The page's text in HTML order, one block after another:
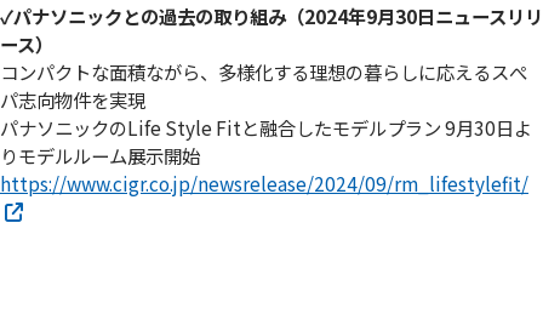
✓パナソニックとの過去の取り組み（2024年9月30日ニュースリリ
ース）
コンパクトな面積ながら、多様化する理想の暮らしに応えるスぺ
パ志向物件を実現
パナソニックのLife Style Fitと融合したモデルプラン 9月30日よ
りモデルルーム展示開始
https://www.cigr.co.jp/newsrelease/2024/09/rm_lifestylefit/